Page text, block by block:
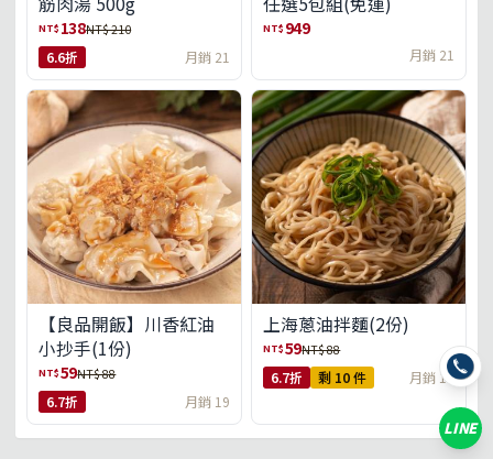
NT$ 138NT$ 210
6.6折 月銷 21
NT$ 949
月銷 21
【良品開飯】川香紅油
小抄手(1份)
NT$59NT$ 88
6.7折 月銷 19
上海蔥油拌麵(2份)
NT$59NT$ 88
6.7折 剩 10 件 月銷 18
LINE